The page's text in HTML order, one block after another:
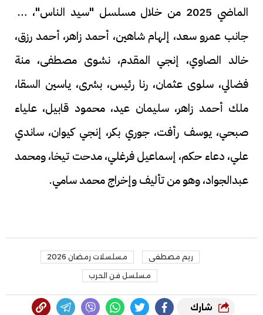
الماضي 2025 من خلال مسلسل "سيد الناس"، إلى
جانب عمرو سعد، إلهام شاهين، أحمد زاهر، أحمد رزق،
خالد الصاوي، إنجي المقدم، نشوى مصطفى، منة
فضالي، سلوى عثمان، رنا رئيس، بشرى، ياسين السقا،
ملك أحمد زاهر، سليمان عيد، محمود قابيل، علياء
صبحي، يوسف رأفت، جوري بكر، إنجي كيوان، ساندي
علي، دعاء حكم، إسماعيل فرغلي، مدحت تيخا، ومحمد
عبدالجواد، وهو من تأليف وإخراج محمد سامي.
ريم مصطفى مسلسلات رمضان 2026
مسلسل فن الحرب
شارك